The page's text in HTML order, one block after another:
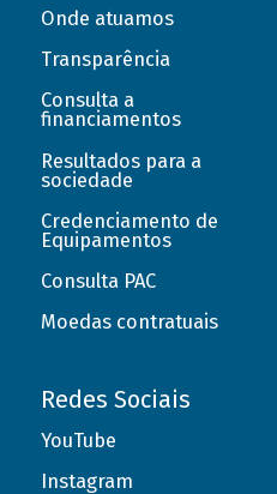
Onde atuamos
Transparência
Consulta a
financiamentos
Resultados para a
sociedade
Credenciamento de
Equipamentos
Consulta PAC
Moedas contratuais
Redes Sociais
YouTube
Instagram